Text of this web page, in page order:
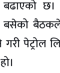
छ।
पेट्रोल